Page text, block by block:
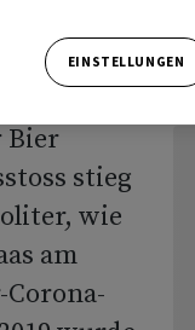
Bier
stieg
wie
am
EINSTELLUNGEN